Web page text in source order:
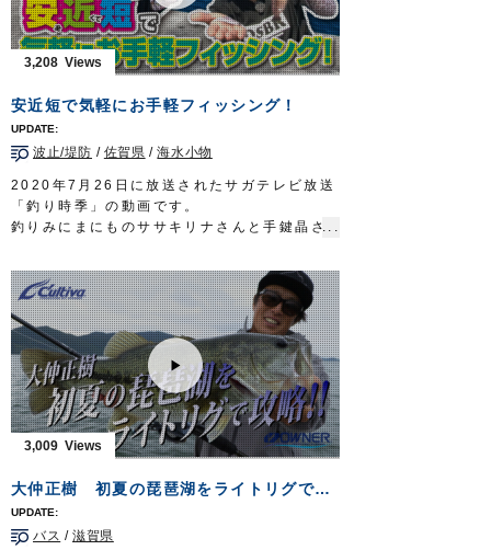
大東からアドバイスを受けたのぞみさんは小
気味よい引きを楽しみました。
■使用製品
落し込みジグサビキ
投次郎20g
マスクドスピン
ぶっ飛びサビキ完全セット
■取材協力
武庫川渡船様
ガッ釣り関西 テレビ大阪 毎週土曜日 6時
20分～6時50分放送
https://www.tv-
OWNERMOVIEhttp://ownertv.jp/
オーナーばりwebsite
http://www.owner.co.jp
3,208
安近短で気軽にお手軽フィッシング！
波止/堤防 / 佐賀県 /海水小物
2020年7月26日に放送されたサガテレビ放送
「釣り時季」の動画です。
釣りみにまにものササキリナさんと手鍵晶さ
ます。
■使用アイテム
・虫ピンチスリム
・堤防五目完全セット
・ぶっ飛びサビキ完全セット
・竜宮城シリーズお手軽城キス・ハゼ
・竜宮城シリーズお手軽城根魚五目
・竜宮城シリーズよくばり投釣城
・波止カワハギ完全セット
釣り時季 サガテレビ毎週日曜日朝5時30分
OWNERMOVIEhttp://ownertv.jp/
オーナーばりwebsite
http://www.owner.co.jp
3,009
大仲正樹 初夏の琵琶湖をライトリグで攻略！【CULTIVA BASS vol.1】
バス /滋賀県